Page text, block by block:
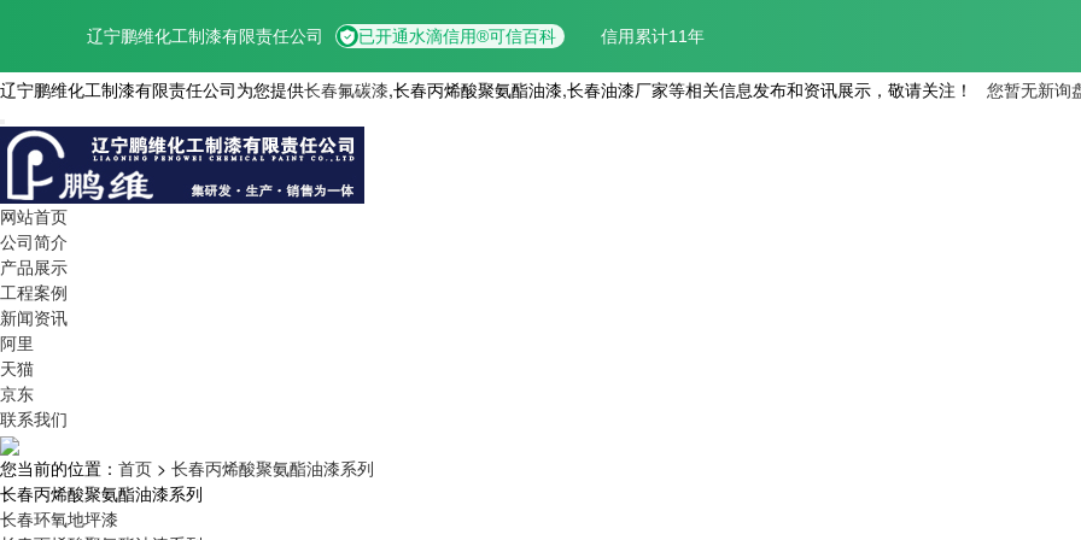
辽宁鹏维化工制漆有限责任公司为您提供长春氟碳漆,长春丙烯酸聚氨酯油漆,长春油漆厂家等相关信息发布和资讯展示，敬请关注！ 您暂无新询
网站首页
公司简介
产品展示
工程案例
新闻资讯
阿里
天猫
京东
联系我们
您当前的位置： 首页 > 长春丙烯酸聚氨酯油漆系列
长春丙烯酸聚氨酯油漆系列
长春环氧地坪漆